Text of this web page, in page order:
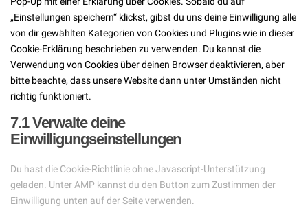
„Einstellungen speichern“ klickst, gibst du uns deine Einwilligung alle
von dir gewählten Kategorien von Cookies und Plugins wie in dieser
Cookie-Erklärung beschrieben zu verwenden. Du kannst die
Verwendung von Cookies über deinen Browser deaktivieren, aber
bitte beachte, dass unsere Website dann unter Umständen nicht
richtig funktioniert.
7.1 Verwalte deine
Einwilligungseinstellungen
Du hast die Cookie-Richtlinie ohne Javascript-Unterstützung
geladen. Unter AMP kannst du den Button zum Zustimmen der
Einwilligung unten auf der Seite verwenden.